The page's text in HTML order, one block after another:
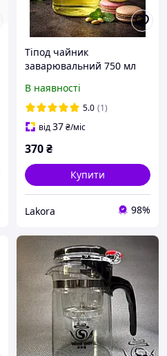
Тіпод чайник
заварювальний 750 мл
В наявності
5.0 (1)
від37₴/міс
370₴
Купити
Lakora 98%